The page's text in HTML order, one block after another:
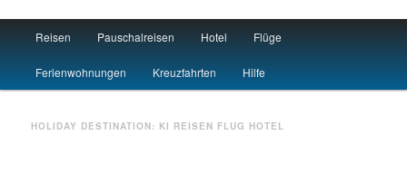
Travel : De
Skip to primary content
Skip to secondary content
Reisen Pauschalreisen Hotel Flüge
Ferienwohnungen Kreuzfahrten Hilfe
HOLIDAY DESTINATION: KI REISEN FLUG HOTEL